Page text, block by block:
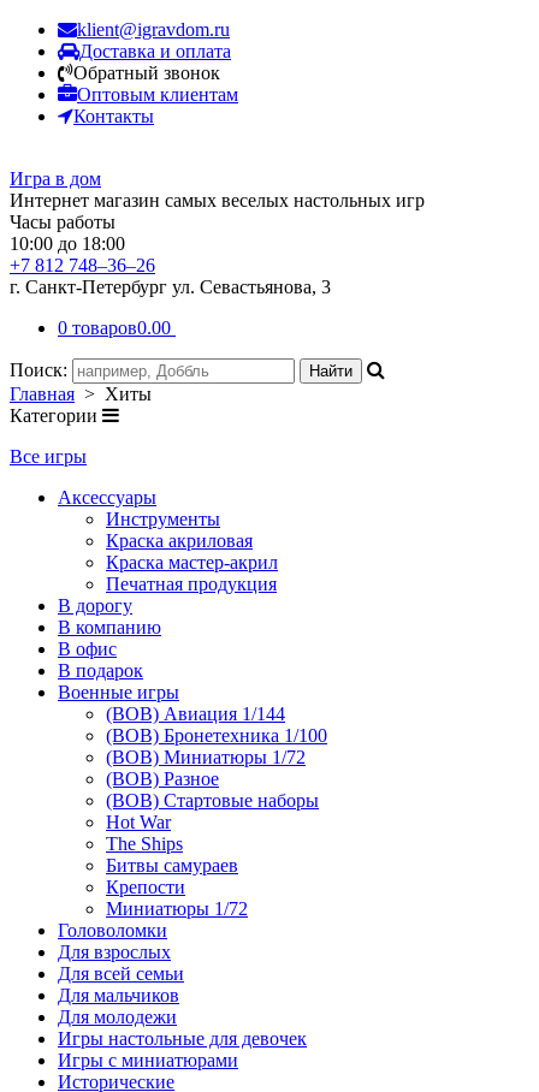
klient@igravdom.ru
Доставка и оплата
Обратный звонок
Оптовым клиентам
Контакты
Игра в дом
Интернет магазин самых веселых настольных игр
Часы работы
10:00 до 18:00
+7 812 748–36–26
г. Санкт-Петербург ул. Севастьянова, 3
0 товаров0.00
Поиск:
Главная > Хиты
Категории
Все игры
Аксессуары
Инструменты
Краска акриловая
Краска мастер-акрил
Печатная продукция
В дорогу
В компанию
В офис
В подарок
Военные игры
(ВОВ) Авиация 1/144
(ВОВ) Бронетехника 1/100
(ВОВ) Миниатюры 1/72
(ВОВ) Разное
(ВОВ) Стартовые наборы
Hot War
The Ships
Битвы самураев
Крепости
Миниатюры 1/72
Головоломки
Для взрослых
Для всей семьи
Для мальчиков
Для молодежи
Игры настольные для девочек
Игры с миниатюрами
Исторические